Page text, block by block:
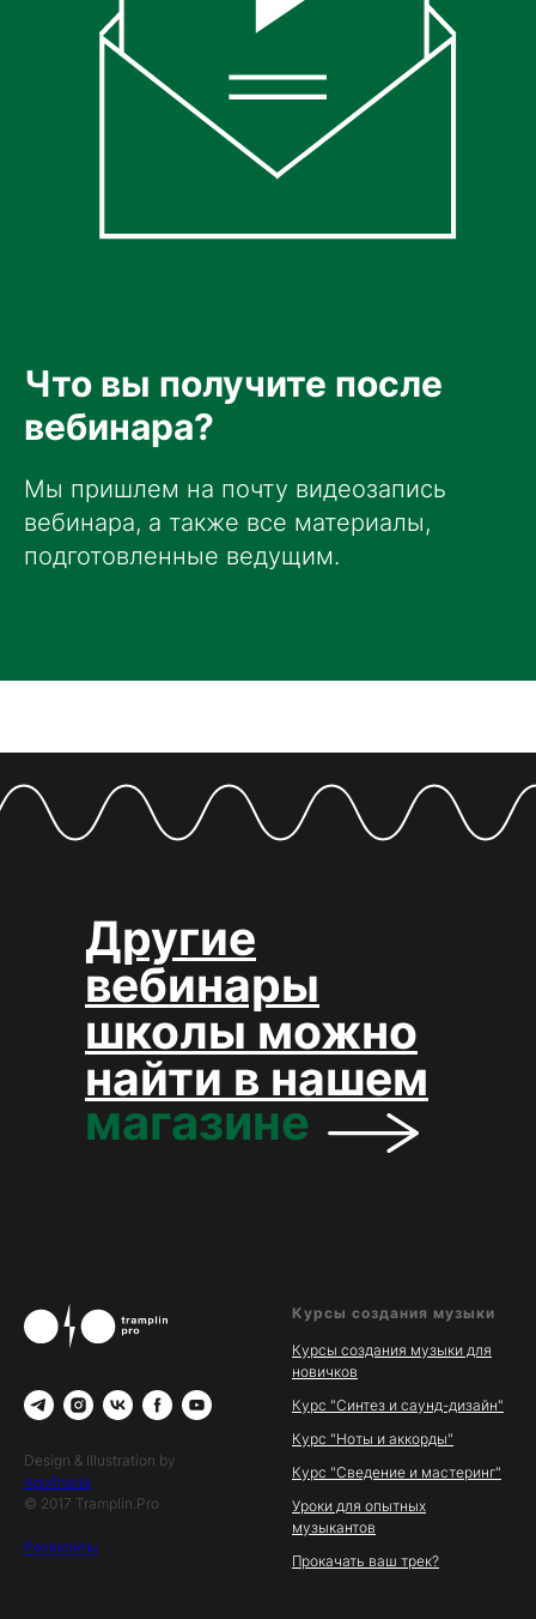
Что вы получите после
вебинара?
Мы пришлем на почту видеозапись
вебинара, а также все материалы,
подготовленные ведущим.
Другие
вебинары
школы можно
найти в нашем
магазине
Design & Illustration by
Apollnaria
© 2017 Tramplin.Pro
Реквизиты
Курсы создания музыки
Курсы создания музыки для
новичков
Курс "Синтез и саунд-дизайн"
Курс "Ноты и аккорды"
Курс "Сведение и мастеринг"
Уроки для опытных
музыкантов
Прокачать ваш трек?